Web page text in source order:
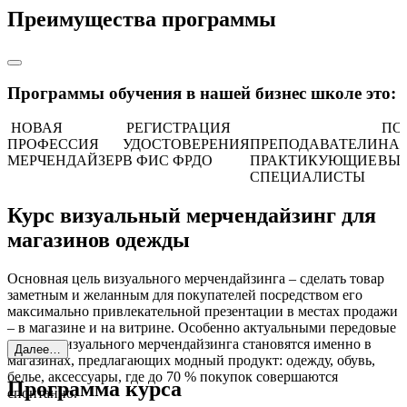
Преимущества программы
Программы обучения в нашей бизнес школе это:
НОВАЯ
ПРОФЕССИЯ
МЕРЧЕНДАЙЗЕР
РЕГИСТРАЦИЯ
УДОСТОВЕРЕНИЯ
В ФИС ФРДО
ПРЕПОДАВАТЕЛИ
ПРАКТИКУЮЩИЕ
СПЕЦИАЛИСТЫ
Курс визуальный мерчендайзинг для
магазинов одежды
Основная цель визуального мерчендайзинга – сделать товар
заметным и желанным для покупателей посредством его
максимально привлекательной презентации в местах продажи
– в магазине и на витрине. Особенно актуальными передовые
методы визуального мерчендайзинга становятся именно в
магазинах, предлагающих модный продукт: одежду, обувь,
белье, аксессуары, где до 70 % покупок совершаются
спонтанно.
Далее…
Программа курса